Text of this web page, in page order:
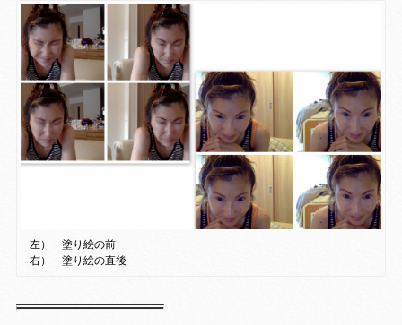
左） 塗り絵の前
右） 塗り絵の直後